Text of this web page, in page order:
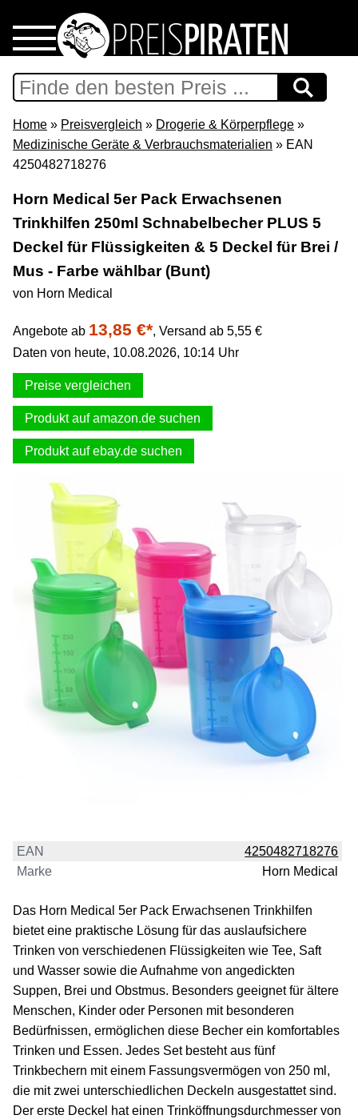
Home
Download
Preispiraten auf Facebook
Support & Newsletter
Presse
Datenschutz
Impressum
Home » Preisvergleich » Drogerie & Körperpflege »
Medizinische Geräte & Verbrauchsmaterialien » EAN
4250482718276
Horn Medical 5er Pack Erwachsenen
Trinkhilfen 250ml Schnabelbecher PLUS 5
Deckel für Flüssigkeiten & 5 Deckel für Brei /
Mus - Farbe wählbar (Bunt)
von Horn Medical
Angebote ab 13,85 €*, Versand ab 5,55 €
Daten von heute, 10.08.2026, 10:14 Uhr
Preise vergleichen
Produkt auf amazon.de suchen
Produkt auf ebay.de suchen
EAN
4250482718276
Marke
Horn Medical
Das Horn Medical 5er Pack Erwachsenen Trinkhilfen
bietet eine praktische Lösung für das auslaufsichere
Trinken von verschiedenen Flüssigkeiten wie Tee, Saft
und Wasser sowie die Aufnahme von angedickten
Suppen, Brei und Obstmus. Besonders geeignet für ältere
Menschen, Kinder oder Personen mit besonderen
Bedürfnissen, ermöglichen diese Becher ein komfortables
Trinken und Essen. Jedes Set besteht aus fünf
Trinkbechern mit einem Fassungsvermögen von 250 ml,
die mit zwei unterschiedlichen Deckeln ausgestattet sind.
Der erste Deckel hat einen Trinköffnungsdurchmesser von